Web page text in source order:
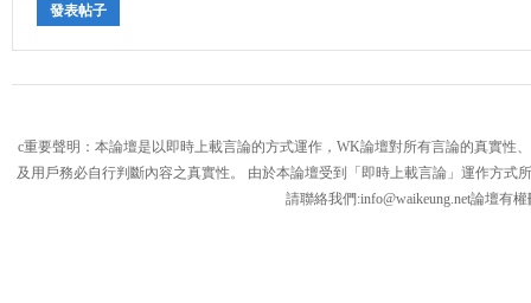
發表帖子
c重要聲明：本論壇是以即時上載言論的方式運作，WK論壇對所有言論的真實
及用戶務必自行判斷內容之真實性。 由於本論壇受到「即時上載言論」運作方
請聯絡我們:info@waikeung.net論壇有